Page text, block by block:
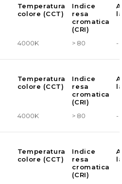
Temperatura
colore (CCT)
Indice
resa
cromatica
(CRI)
4000K > 80 -
Temperatura
colore (CCT)
Indice
resa
cromatica
(CRI)
4000K > 80 -
Temperatura
colore (CCT)
Indice
resa
cromatica
(CRI)